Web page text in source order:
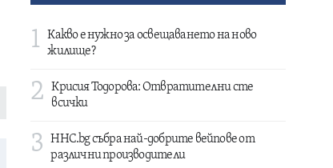
1
Какво е нужно за освещаването на ново
жилище?
2
Крисия Тодорова: Отвратителни сте
всички
3
HHC.bg събра най-добрите вейпове от
различни производители